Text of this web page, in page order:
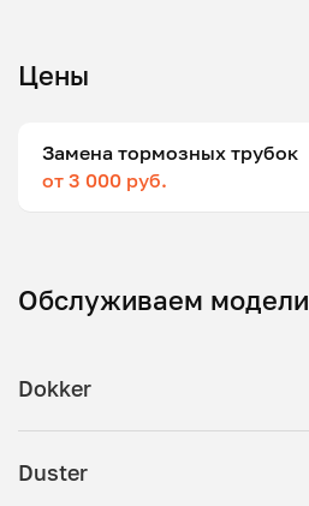
Цены
Замена тормозных трубок
от 3 000 руб.
Обслуживаем модели
Dokker
Duster